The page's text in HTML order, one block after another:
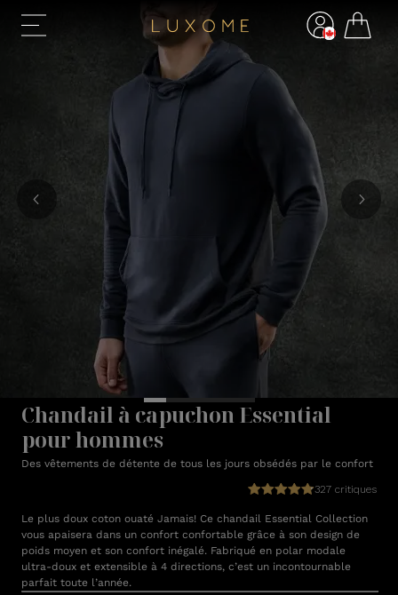
Chandail à capuchon Essential
pour hommes
Des vêtements de détente de tous les jours obsédés par le confort
327 critiques
Le plus doux coton ouaté Jamais! Ce chandail Essential Collection
vous apaisera dans un confort confortable grâce à son design de
poids moyen et son confort inégalé. Fabriqué en polar modale
ultra-doux et extensible à 4 directions, c’est un incontournable
parfait toute l’année.